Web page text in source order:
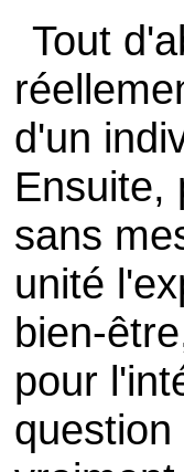
Tout
d'un
Ensuite,
sans
unité
bien-
pour